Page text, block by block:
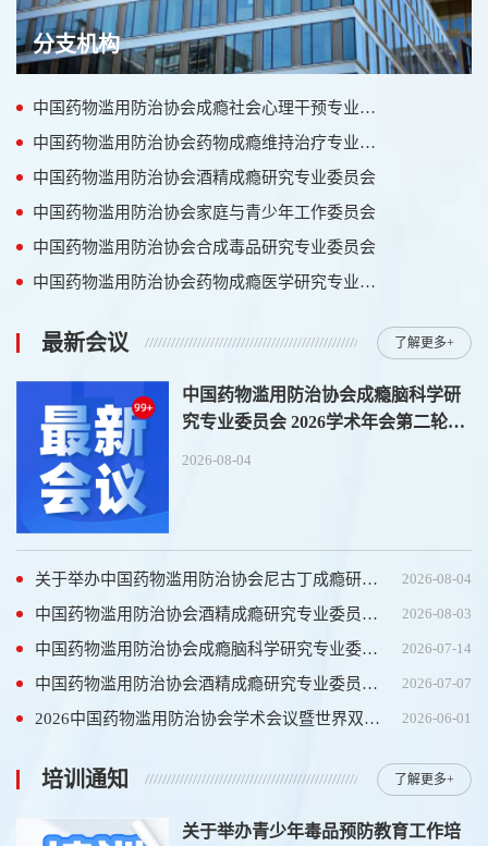
分支机构
中国药物滥用防治协会成瘾社会心理干预专业委员会
中国药物滥用防治协会药物成瘾维持治疗专业委员会
中国药物滥用防治协会酒精成瘾研究专业委员会
中国药物滥用防治协会家庭与青少年工作委员会
中国药物滥用防治协会合成毒品研究专业委员会
中国药物滥用防治协会药物成瘾医学研究专业委员会
最新会议 了解更多+
中国药物滥用防治协会成瘾脑科学研
究专业委员会 2026学术年会第二轮会
2026-08-04
关于举办中国药物滥用防治协会尼古丁成瘾研究专业委员会第二届学术会议的通知 2026-08-04
中国药物滥用防治协会酒精成瘾研究专业委员会年会暨酒精相关障碍规范化诊疗培训班通知（第二轮） 2026-08-03
中国药物滥用防治协会成瘾脑科学研究专业委员会2026学术年会第一轮会议通知 2026-07-14
中国药物滥用防治协会酒精成瘾研究专业委员会年会暨酒精相关障碍规范化诊疗培训班通知 2026-07-07
2026中国药物滥用防治协会学术会议暨世界双重障碍协会年会第三轮通知 2026-06-01
培训通知 了解更多+
关于举办青少年毒品预防教育工作培